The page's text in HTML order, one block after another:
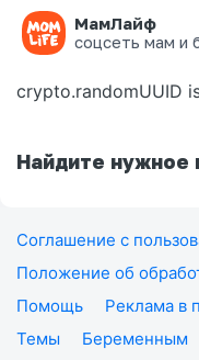
МамЛайф
соцсеть мам и
Ошибка на
crypto.randomUUID
Найдите нужное
Соглашение с
Положение об
Помощь
Реклама в
Темы
Беременным